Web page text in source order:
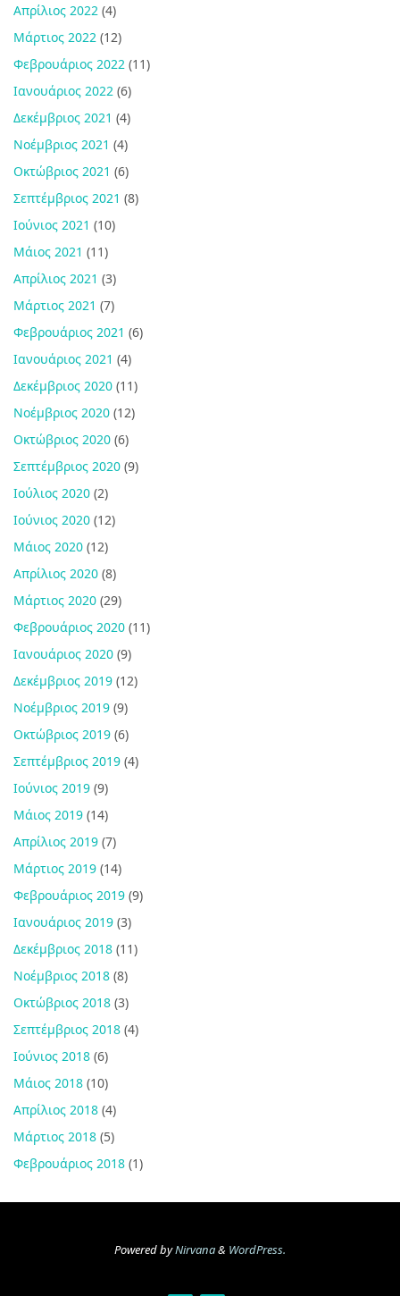
Απρίλιος 2022 (4)
Μάρτιος 2022 (12)
Φεβρουάριος 2022 (11)
Ιανουάριος 2022 (6)
Δεκέμβριος 2021 (4)
Νοέμβριος 2021 (4)
Οκτώβριος 2021 (6)
Σεπτέμβριος 2021 (8)
Ιούνιος 2021 (10)
Μάιος 2021 (11)
Απρίλιος 2021 (3)
Μάρτιος 2021 (7)
Φεβρουάριος 2021 (6)
Ιανουάριος 2021 (4)
Δεκέμβριος 2020 (11)
Νοέμβριος 2020 (12)
Οκτώβριος 2020 (6)
Σεπτέμβριος 2020 (9)
Ιούλιος 2020 (2)
Ιούνιος 2020 (12)
Μάιος 2020 (12)
Απρίλιος 2020 (8)
Μάρτιος 2020 (29)
Φεβρουάριος 2020 (11)
Ιανουάριος 2020 (9)
Δεκέμβριος 2019 (12)
Νοέμβριος 2019 (9)
Οκτώβριος 2019 (6)
Σεπτέμβριος 2019 (4)
Ιούνιος 2019 (9)
Μάιος 2019 (14)
Απρίλιος 2019 (7)
Μάρτιος 2019 (14)
Φεβρουάριος 2019 (9)
Ιανουάριος 2019 (3)
Δεκέμβριος 2018 (11)
Νοέμβριος 2018 (8)
Οκτώβριος 2018 (3)
Σεπτέμβριος 2018 (4)
Ιούνιος 2018 (6)
Μάιος 2018 (10)
Απρίλιος 2018 (4)
Μάρτιος 2018 (5)
Φεβρουάριος 2018 (1)
Powered byNirvana& WordPress.